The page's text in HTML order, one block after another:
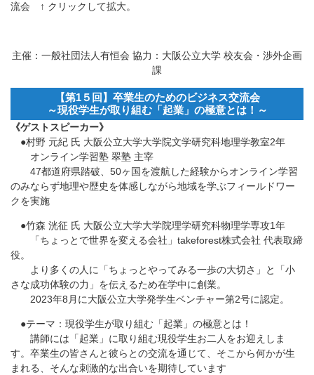
流会 ↑ クリックして拡大。
主催：一般社団法人有恒会 協力：大阪公立大学 校友会・渉外企画
課
【第1５回】卒業生のためのビジネス交流会
～現役学生が取り組む「起業」の極意とは！～
《ゲストスピーカー》
●村野 元紀 氏 大阪公立大学大学院文学研究科地理学教室2年
オンライン学習塾 翠塾 主宰
47都道府県踏破、50ヶ国を渡航した経験からオンライン学習
のみならず地理や歴史を体感しながら地域を学ぶフィールドワー
クを実施
●竹森 洸征 氏 大阪公立大学大学院理学研究科物理学専攻1年
「ちょっとで世界を変える会社」takeforest株式会社 代表取締
役。
より多くの人に「ちょっとやってみる一歩の大切さ」と「小
さな成功体験の力」を伝えるため在学中に創業。
2023年8月に大阪公立大学発学生ベンチャー第2号に認定。
●テーマ：現役学生が取り組む「起業」の極意とは！
講師には「起業」に取り組む現役学生お二人をお迎えしま
す。卒業生の皆さんと彼らとの交流を通じて、そこから何かが生
まれる、そんな刺激的な出合いを期待しています